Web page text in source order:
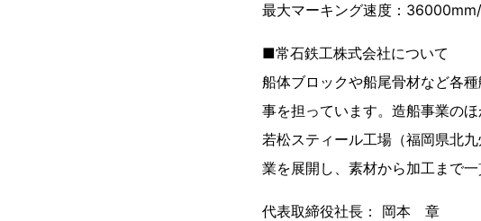
最大マーキング速度：
■常石鉄工株式会社について
船体ブロックや船尾骨材など各
事を担っています。造船事業の
若松スティール工場（福岡県北
業を展開し、素材から加工まで一
代表取締役社長： 岡本 章